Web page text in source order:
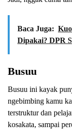
Baca Juga:
Dipakai? DPR
Busuu
Busuu ini kayak
ngebimbing kamu
terstruktur dan
kosakata, sampai